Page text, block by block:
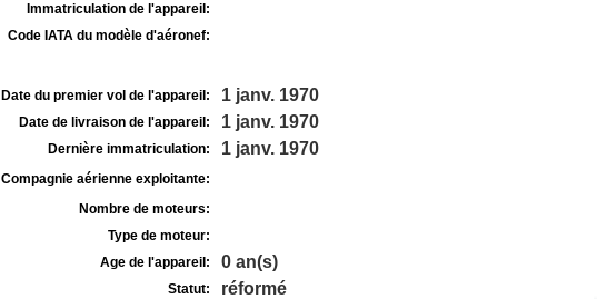
Immatriculation de l'appareil:
Code IATA du modèle d'aéronef:
Date du premier vol de l'appareil: 1 janv. 1970
Date de livraison de l'appareil: 1 janv. 1970
Dernière immatriculation: 1 janv. 1970
Compagnie aérienne exploitante:
Nombre de moteurs:
Type de moteur:
Age de l'appareil:
0 an(s)
Statut: réformé